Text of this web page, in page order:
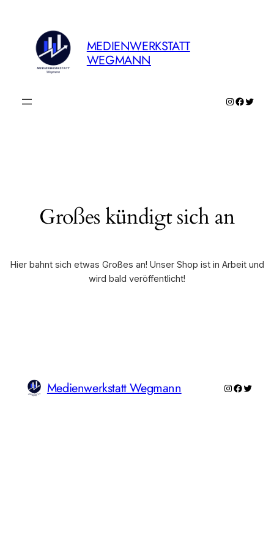
MEDIENWERKSTATT
WEGMANN
Instagram
Großes kündigt sich an
Hier bahnt sich etwas Großes an! Unser Shop ist in Arbeit und
wird bald veröffentlicht!
Medienwerkstatt Wegmann Instagram